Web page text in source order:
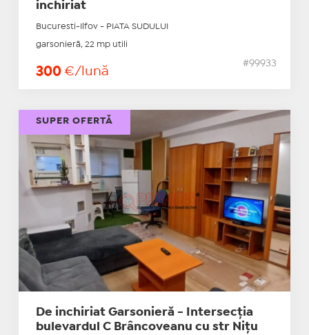
inchiriat
Bucuresti-Ilfov - PIATA SUDULUI
garsonieră, 22 mp utili
300 €/lună
#99933
De inchiriat Garsonieră - Intersecția
bulevardul C Brâncoveanu cu str Nițu
SUPER OFERTĂ